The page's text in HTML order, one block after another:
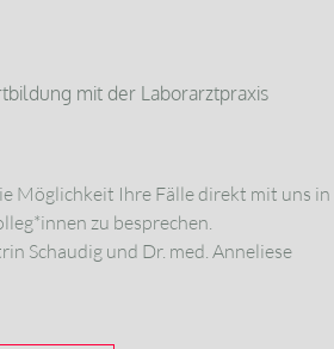
mit der Laborarztpraxis
Möglichkeit Ihre Fälle direkt mit uns in
zu besprechen.
Schaudig und Dr. med. Anneliese